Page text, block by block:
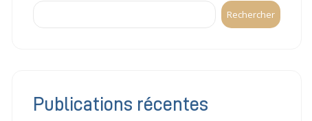
Rechercher
Publications récentes